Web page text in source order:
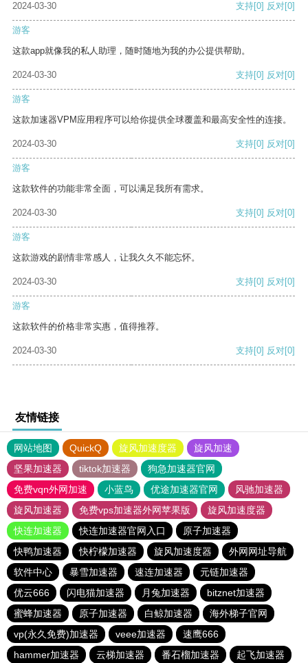
2024-03-30 支持[0] 反对[0]
游客
这款app就像我的私人助理，随时随地为我的办公提供帮助。
2024-03-30 支持[0] 反对[0]
游客
这款加速器VPM应用程序可以给你提供全球覆盖和最高安全性的连接。
2024-03-30 支持[0] 反对[0]
游客
这款软件的功能非常全面，可以满足我所有需求。
2024-03-30 支持[0] 反对[0]
游客
这款游戏的剧情非常感人，让我久久不能忘怀。
2024-03-30 支持[0] 反对[0]
游客
这款软件的价格非常实惠，值得推荐。
2024-03-30 支持[0] 反对[0]
友情链接
网站地图 QuickQ 旋风加速度器
旋风加速
坚果加速器
tiktok加速器
狗急加速器官网
免费vqn外网加速
小蓝鸟 优途加速器官网
风驰加速器
旋风加速器
免费vps加速器外网苹果版
旋风加速度器
快连加速器
快连加速器官网入口
原子加速器
快鸭加速器
快柠檬加速器 旋风加速度器
外网网址导航
软件中心
暴雪加速器 速连加速器
元链加速器
优云666
闪电猫加速器 月兔加速器
bitznet加速器
蜜蜂加速器
原子加速器 白鲸加速器
海外梯子官网
vp(永久免费)加速器
veee加速器
速鹰666
hammer加速器
云梯加速器 番石榴加速器 起飞加速器